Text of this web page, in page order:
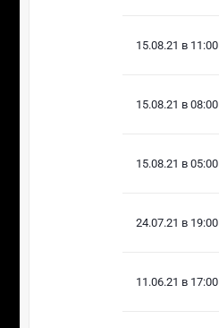
15.08.21 в 11:00
15.08.21 в 08:00
15.08.21 в 05:00
24.07.21 в 19:00
11.06.21 в 17:00